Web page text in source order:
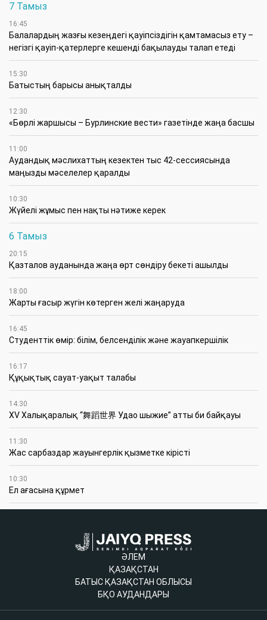
7 Тамыз
16:45
Балалардың жазғы кезеңдегі қауіпсіздігін қамтамасыз ету –
негізгі қауіп-қатерлерге кешенді бақылауды талап етеді
15:30
Батыстың барысы анықталды
12:30
«Бөрлі жаршысы – Бурлинские вести» газетінде жаңа басшы
11:00
Аудандық мәслихаттың кезектен тыс 42-сессиясында
маңызды мәселелер қаралды
10:30
Жүйелі жұмыс пен нақты нәтиже керек
6 Тамыз
20:15
Қазталов ауданында жаңа өрт сөндіру бекеті ашылды
18:00
Жарты ғасыр жүгін көтерген желі жаңаруда
16:45
Студенттік өмір: білім, белсенділік және жауапкершілік
16:17
Құқықтық сауат-уақыт талабы
14:30
XV Халықаралық “舞蹈世界 Удао шыжие” атты би байқауы
11:30
Жас сарбаздар жауынгерлік қызметке кірісті
10:30
Ел ағасына құрмет
ӘЛЕМ
ҚАЗАҚСТАН
БАТЫС ҚАЗАҚСТАН ОБЛЫСЫ
БҚО АУДАНДАРЫ